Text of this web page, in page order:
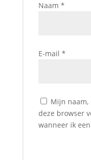
Naam *
E-mail *
Mijn naam,
deze browser
wanneer ik